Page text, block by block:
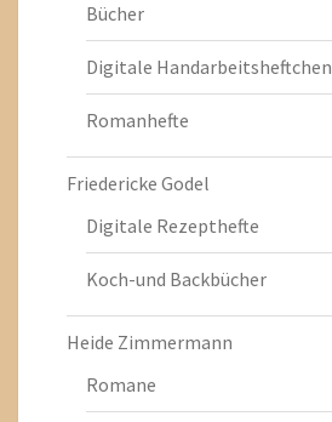
Bücher
Digitale Handarbeitsheftchen
Romanhefte
Friedericke Godel
Digitale Rezepthefte
Koch-und Backbücher
Heide Zimmermann
Romane